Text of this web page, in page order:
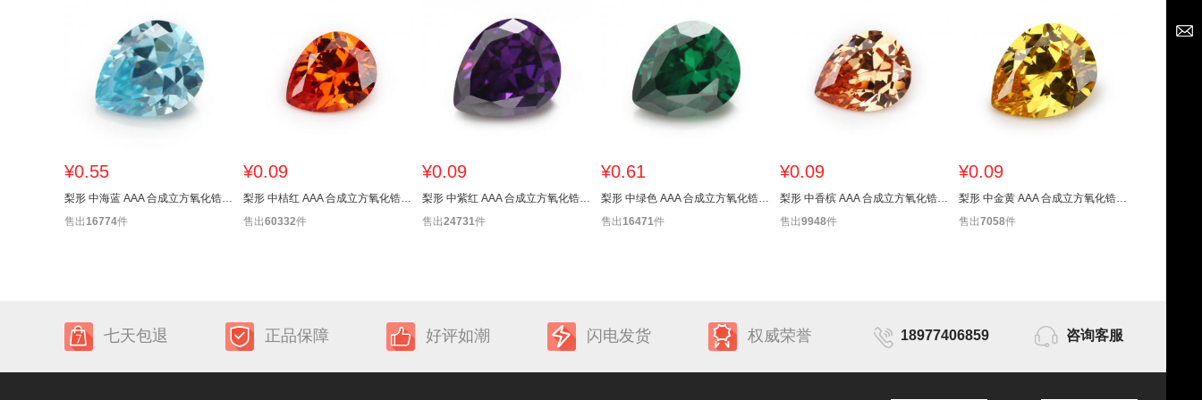
¥0.55
梨形 中海蓝 AAA 合成立方氧化锆 2x3~15x20mm
售出16774件
¥0.09
梨形 中桔红 AAA 合成立方氧化锆 2X3~13X18mm
售出60332件
¥0.09
梨形 中紫红 AAA 合成立方氧化锆 2X3~13X18mm
售出24731件
¥0.61
梨形 中绿色 AAA 合成立方氧化锆 2x3~15x20mm
售出16471件
¥0.09
梨形 中香槟 AAA 合成立方氧化锆 2X3~13X18mm
售出9948件
¥0.09
梨形 中金黄 AAA 合成立方氧化锆 2X3~13X18mm
售出7058件
七天包退 正品保障 好评如潮 闪电发货 权威荣誉 18977406859 咨询客服